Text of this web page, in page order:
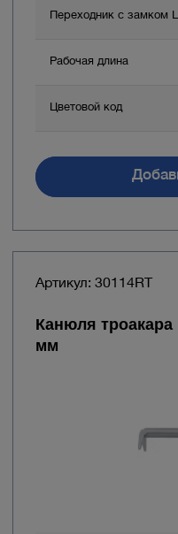
Переходник с замком
Рабочая длина
Цветовой код
Артикул: 30114RT
Канюля троакара
мм